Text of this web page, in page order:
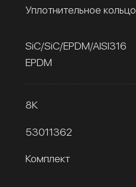
Уплотнительное кольцо
SiC/SiC/EPDM/AISI316
EPDM
8К
53011362
Комплект